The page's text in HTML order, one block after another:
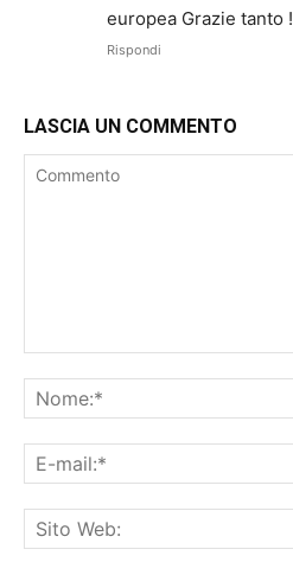
europea Grazie tanto !
Rispondi
LASCIA UN COMMENTO